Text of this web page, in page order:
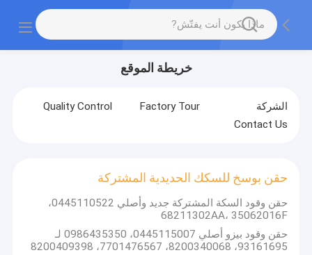
خريطة الموقع
الشركة Factory Tour
Quality Control
Contact Us
حقن بوسخ للسكك الحديدية المشتركة
حقن وقود السكة المشتركة جديد وأصلي 0445110522،
68211302AA، 35062016F
حقن وقود بيزو أصلي 0445115007، 0986435350 لـ
93161695، 8200340068، 7701476567، 8200409398